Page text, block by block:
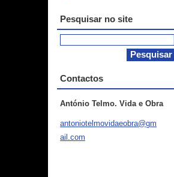
Pesquisar no site
Contactos
António Telmo. Vida e Obra
antoniotelmovidaeobra@gm
ail.com